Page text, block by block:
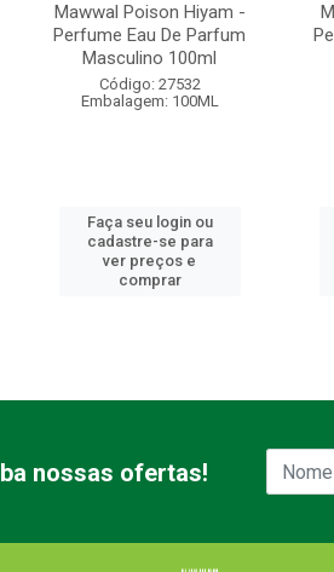
Mawwal Poison Hiyam -
Perfume Eau De Parfum
Masculino 100ml
Código: 27532
Embalagem: 100ML
Faça seu login ou
cadastre-se para
ver preços e
comprar
nossas ofertas!